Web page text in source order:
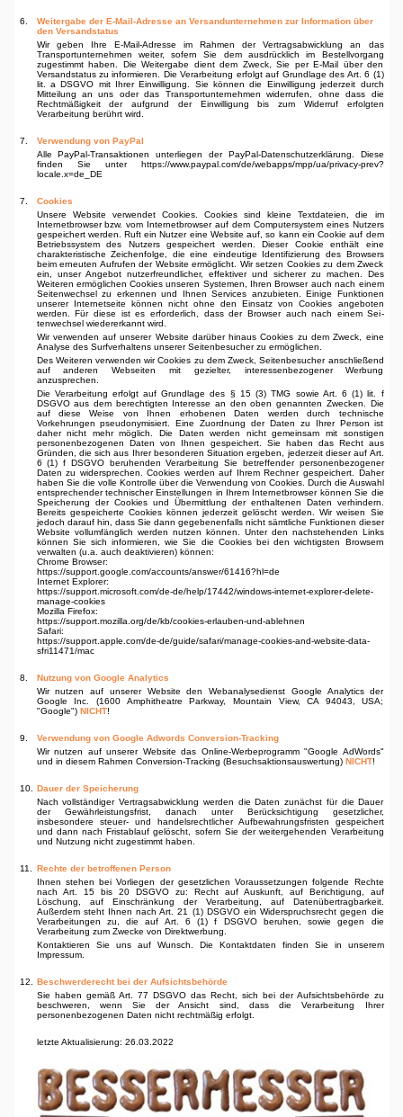
6.
Weitergabe der E-Mail-Adresse an Versandunternehmen zur Information über
den Versandstatus
Wir geben Ihre E-Mail-Adresse im Rahmen der Vertragsabwicklung an das
Transportunternehmen weiter, sofern Sie dem ausdrücklich im Bestellvorgang
zugestimmt haben. Die Weitergabe dient dem Zweck, Sie per E-Mail über den
Versandstatus zu informieren. Die Verarbeitung erfolgt auf Grundlage des Art. 6 (1)
lit. a DSGVO mit Ihrer Einwilligung. Sie können die Einwilligung jederzeit durch
Mitteilung an uns oder das Transportunternehmen widerrufen, ohne dass die
Rechtmäßigkeit der aufgrund der Einwilligung bis zum Widerruf erfolgten
Verarbeitung berührt wird.
7.
Verwendung von PayPal
Alle PayPal-Transaktionen unterliegen der PayPal-Datenschutzerklärung. Diese
finden Sie unter https://www.paypal.com/de/webapps/mpp/ua/privacy-prev?
locale.x=de_DE
7.
Cookies
Unsere Website verwendet Cookies. Cookies sind kleine Textdateien, die im
Internetbrowser bzw. vom Internetbrowser auf dem Computersystem eines Nutzers
gespeichert werden. Ruft ein Nutzer eine Website auf, so kann ein Cookie auf dem
Betriebssystem des Nutzers gespeichert werden. Dieser Cookie enthält eine
charakteristische Zeichenfolge, die eine eindeutige Identifizierung des Browsers
beim erneuten Aufrufen der Website ermöglicht. Wir setzen Cookies zu dem Zweck
ein, unser Angebot nutzerfreundlicher, effektiver und sicherer zu machen. Des
Weiteren ermöglichen Cookies unseren Systemen, Ihren Browser auch nach einem
Seitenwechsel zu erkennen und Ihnen Services anzubieten. Einige Funktionen
unserer Internetseite können nicht ohne den Einsatz von Cookies angeboten
werden. Für diese ist es erforderlich, dass der Browser auch nach einem Sei­
tenwechsel wiedererkannt wird.
Wir verwenden auf unserer Website darüber hinaus Cookies zu dem Zweck, eine
Analyse des Surfverhaltens unserer Seitenbesucher zu ermöglichen.
Des Weiteren verwenden wir Cookies zu dem Zweck, Seitenbesucher anschließend
auf anderen Webseiten mit gezielter, interessenbezogener Werbung
anzusprechen.
Die Verarbeitung erfolgt auf Grundlage des § 15 (3) TMG sowie Art. 6 (1) lit. f
DSGVO aus dem berechtigten Interesse an den oben genannten Zwecken. Die
auf diese Weise von Ihnen erhobenen Daten werden durch technische
Vorkehrungen pseudonymisiert. Eine Zuordnung der Daten zu Ihrer Person ist
daher nicht mehr möglich. Die Daten werden nicht gemeinsam mit sonstigen
personen­bezogenen Daten von Ihnen gespeichert. Sie haben das Recht aus
Gründen, die sich aus Ihrer besonderen Situation ergeben, jederzeit dieser auf Art.
6 (1) f DSGVO beruhenden Verarbeitung Sie betreffender personenbezogener
Daten zu widersprechen. Cookies werden auf Ihrem Rechner gespeichert. Daher
haben Sie die volle Kontrolle über die Verwendung von Cookies. Durch die Auswahl
entsprechender technischer Einstellungen in Ihrem Internetbrowser können Sie die
Speicherung der Cookies und Übermittlung der enthaltenen Daten verhindern.
Bereits gespeicherte Cookies können jederzeit gelöscht werden. Wir weisen Sie
jedoch darauf hin, dass Sie dann gegebenenfalls nicht sämtliche Funktionen dieser
Website vollumfänglich werden nutzen können. Unter den nachstehenden Links
können Sie sich informieren, wie Sie die Cookies bei den wichtigsten Browsern
verwalten (u.a. auch deaktivieren) können:
Chrome Browser:
https://support.google.com/accounts/answer/61416?hl=de
Internet Explorer:
https://support.microsoft.com/de-de/help/17442/windows-internet-explorer-delete-
manage-cookies
Mozilla Firefox:
https://support.mozilla.org/de/kb/cookies-erlauben-und-ablehnen
Safari:
https://support.apple.com/de-de/guide/safari/manage-cookies-and-website-data-
sfri11471/mac
8.
Nutzung von Google Analytics
Wir nutzen auf unserer Website den Webanalysedienst Google Analytics der
Google Inc. (1600 Amphitheatre Parkway, Mountain View, CA 94043, USA;
"Google") NICHT!
9.
Verwendung von Google Adwords Conversion-Tracking
Wir nutzen auf unserer Website das Online-Werbeprogramm "Google AdWords"
und in diesem Rahmen Conversion-Tracking (Besuchsaktionsauswertung) NICHT!
10.
Dauer der Speicherung
Nach vollständiger Vertragsabwicklung werden die Daten zunächst für die Dauer
der Gewährlei­stungsfrist, danach unter Berücksichtigung gesetzlicher,
insbesondere steuer- und handelsrecht­licher Aufbewahrungsfristen gespeichert
und dann nach Fristablauf gelöscht, sofern Sie der weiter­gehenden Verarbeitung
und Nutzung nicht zugestimmt haben.
11.
Rechte der betroffenen Person
Ihnen stehen bei Vorliegen der gesetzlichen Voraussetzungen folgende Rechte
nach Art. 15 bis 20 DSGVO zu: Recht auf Auskunft, auf Berichtigung, auf
Löschung, auf Einschränkung der Verarbei­tung, auf Datenübertragbarkeit.
Außerdem steht Ihnen nach Art. 21 (1) DSGVO ein Widerspruchs­recht gegen die
Verar­beitungen zu, die auf Art. 6 (1) f DSGVO beruhen, sowie gegen die
Verarbeitung zum Zwecke von Direktwerbung.
Kontaktieren Sie uns auf Wunsch. Die Kontaktdaten finden Sie in unserem
Impressum.
12.
Beschwerderecht bei der Aufsichtsbehörde
Sie haben gemäß Art. 77 DSGVO das Recht, sich bei der Aufsichtsbehörde zu
beschweren, wenn Sie der Ansicht sind, dass die Verarbeitung Ihrer
personenbezogenen Daten nicht rechtmäßig erfolgt.
letzte Aktualisierung: 26.03.2022